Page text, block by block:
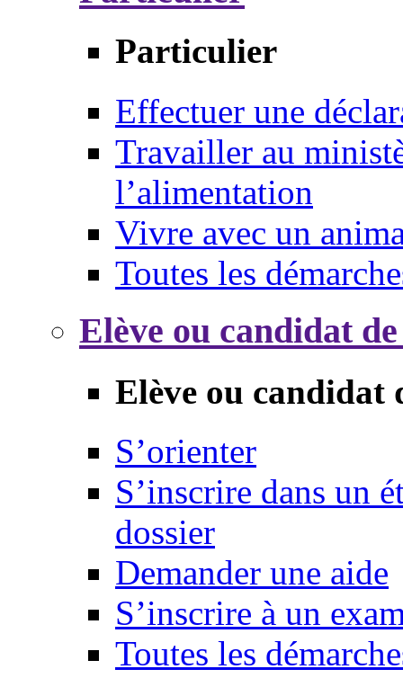
Particulier
Effectuer une
Travailler au
l’alimentation
Vivre avec un
Toutes les
Elève ou candidat
Elève ou candidat
S’orienter
S’inscrire dans un
dossier
Demander une aide
S’inscrire à un
Toutes les